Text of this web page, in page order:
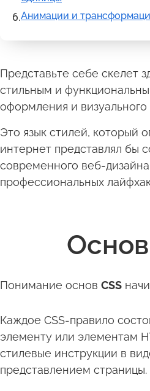
Анимации и
Представьте себе скелет
стильным и
оформления и
Это язык стилей, который
интернет представлял бы
современного веб-
профессиональных
Понимание основ CSS
Каждое CSS-правило
элементу или элементам
стилевые инструкции в
представлением страницы.